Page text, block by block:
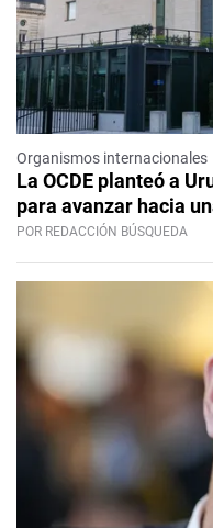
Organismos internacionales
La OCDE planteó a
para avanzar hacia
POR REDACCIÓN BÚSQUEDA